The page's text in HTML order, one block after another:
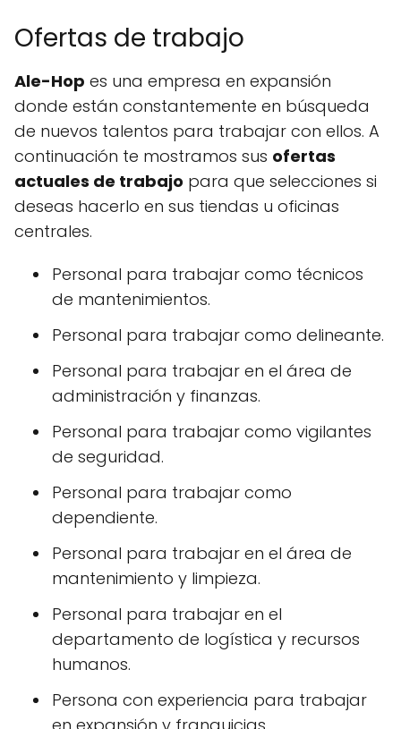
Ofertas de trabajo
Ale-Hop es una empresa en expansión
donde están constantemente en búsqueda
de nuevos talentos para trabajar con ellos. A
continuación te mostramos sus ofertas
actuales de trabajo para que selecciones si
deseas hacerlo en sus tiendas u oficinas
centrales.
Personal para trabajar como técnicos
de mantenimientos.
Personal para trabajar como delineante.
Personal para trabajar en el área de
administración y finanzas.
Personal para trabajar como vigilantes
de seguridad.
Personal para trabajar como
dependiente.
Personal para trabajar en el área de
mantenimiento y limpieza.
Personal para trabajar en el
departamento de logística y recursos
humanos.
Persona con experiencia para trabajar